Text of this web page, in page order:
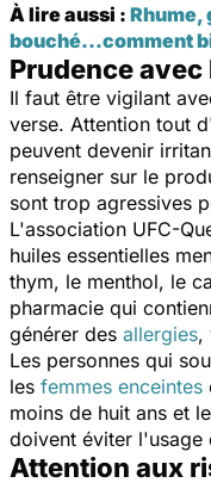
À lire aussi : Rhume,
bouché...comment
Prudence
Il faut être vigilant
verse. Attention tout
peuvent devenir
renseigner sur le
sont trop agressives
L'association UFC-
huiles essentielles
thym, le menthol, le
pharmacie qui
générer des allergies,
Les personnes qui
les femmes enceintes
moins de huit ans et
doivent éviter l'usage
Attention aux